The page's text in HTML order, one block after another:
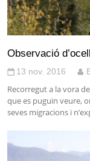
Observació
13 nov. 2016
Recorregut a la vora
que es puguin veure,
seves migracions i